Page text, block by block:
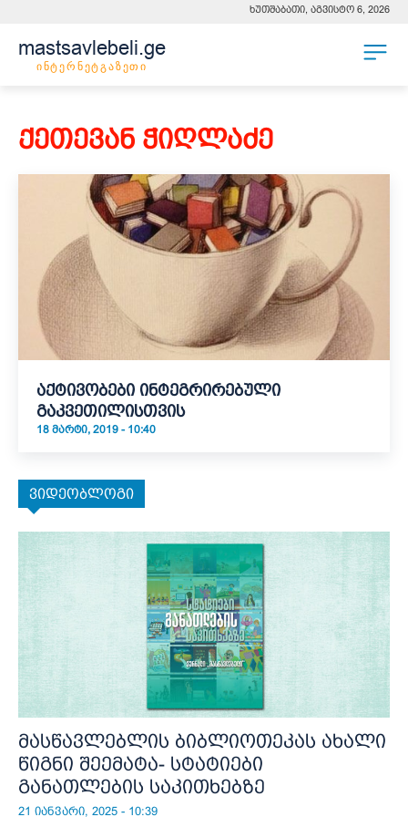
ხუთშაბათი, აგვისტო 6, 2026
mastsavlebeli.ge
ინტერნეტგაზეთი
ქეთევან ჭიღლაძე
აქტივობები ინტეგრირებული
გაკვეთილისთვის
18 ᲛᲐᲠᲢᲘ, 2019 - 10:40
ვიდეობლოგი
მასწავლებლის ბიბლიოთეკას ახალი
წიგნი შეემატა- სტატიები
განათლების საკითხებზე
21 იანვარი, 2025 - 10:39